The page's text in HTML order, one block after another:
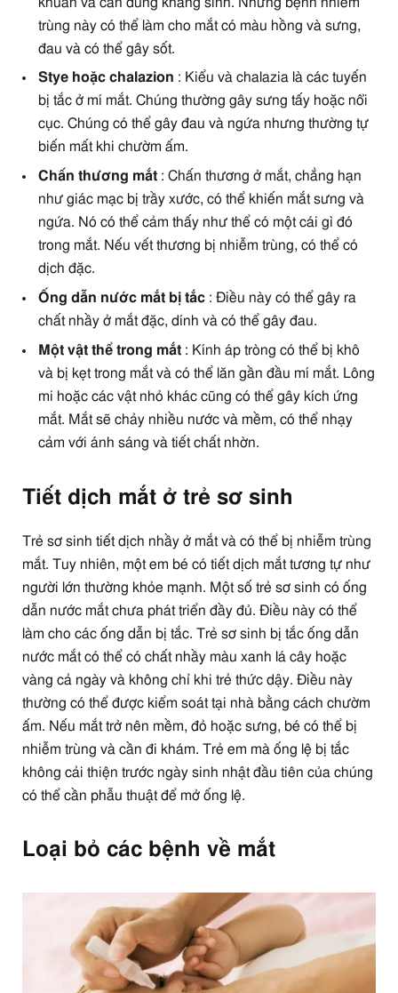
trùng này có thể làm cho mắt có màu hồng và sưng,
đau và có thể gây sốt.
Stye hoặc chalazion : Kiểu và chalazia là các tuyến
bị tắc ở mí mắt. Chúng thường gây sưng tấy hoặc nổi
cục. Chúng có thể gây đau và ngứa nhưng thường tự
biến mất khi chườm ấm.
Chấn thương mắt : Chấn thương ở mắt, chẳng hạn
như giác mạc bị trầy xước, có thể khiến mắt sưng và
ngứa. Nó có thể cảm thấy như thể có một cái gì đó
trong mắt. Nếu vết thương bị nhiễm trùng, có thể có
dịch đặc.
Ống dẫn nước mắt bị tắc : Điều này có thể gây ra
chất nhầy ở mắt đặc, dính và có thể gây đau.
Một vật thể trong mắt : Kính áp tròng có thể bị khô
và bị kẹt trong mắt và có thể lăn gần đầu mí mắt. Lông
mi hoặc các vật nhỏ khác cũng có thể gây kích ứng
mắt. Mắt sẽ chảy nhiều nước và mềm, có thể nhạy
cảm với ánh sáng và tiết chất nhờn.
Tiết dịch mắt ở trẻ sơ sinh
Trẻ sơ sinh tiết dịch nhầy ở mắt và có thể bị nhiễm trùng
mắt. Tuy nhiên, một em bé có tiết dịch mắt tương tự như
người lớn thường khỏe mạnh. Một số trẻ sơ sinh có ống
dẫn nước mắt chưa phát triển đầy đủ. Điều này có thể
làm cho các ống dẫn bị tắc. Trẻ sơ sinh bị tắc ống dẫn
nước mắt có thể có chất nhầy màu xanh lá cây hoặc
vàng cả ngày và không chỉ khi trẻ thức dậy. Điều này
thường có thể được kiểm soát tại nhà bằng cách chườm
ấm. Nếu mắt trở nên mềm, đỏ hoặc sưng, bé có thể bị
nhiễm trùng và cần đi khám. Trẻ em mà ống lệ bị tắc
không cải thiện trước ngày sinh nhật đầu tiên của chúng
có thể cần phẫu thuật để mở ống lệ.
Loại bỏ các bệnh về mắt